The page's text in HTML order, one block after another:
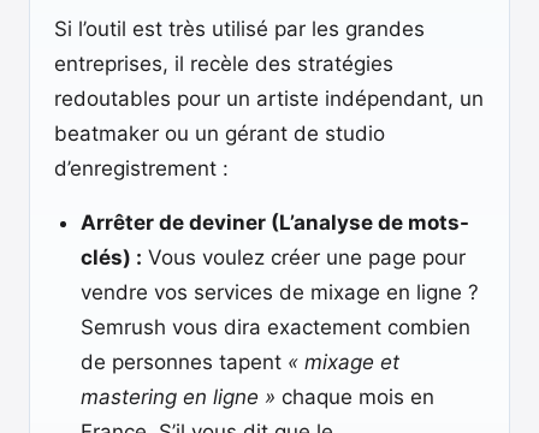
Si l’outil est très utilisé par les grandes
entreprises, il recèle des stratégies
redoutables pour un artiste indépendant, un
beatmaker ou un gérant de studio
d’enregistrement :
Arrêter de deviner (L’analyse de mots-
clés) : Vous voulez créer une page pour
vendre vos services de mixage en ligne ?
Semrush vous dira exactement combien
de personnes tapent « mixage et
mastering en ligne » chaque mois en